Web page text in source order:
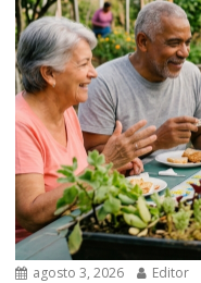
agosto 3, 2026 Editor